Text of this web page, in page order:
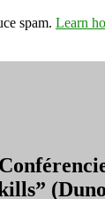
spam. Learn